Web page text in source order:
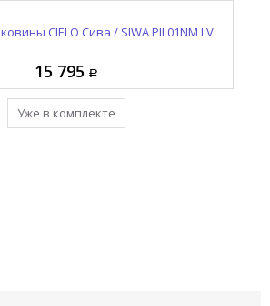
CIELO Сива / SIWA PIL01NM LV
15 795
Уже в комплекте
CIELO Нарцисс / NARCISO
93 770
Уже в комплекте
CIELO Нарцисс / NARCISO
20 910
Уже в комплекте
CIELO Нарцисс / NARCISO
110 565
Уже в комплекте